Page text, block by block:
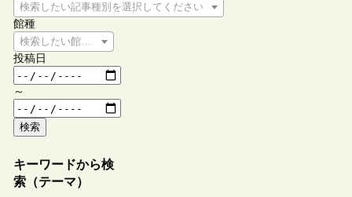
検索したい記事種別を選択してください
館種
検索したい館種を選択してください
投稿日
～
検索
キーワードから検
索（テーマ）